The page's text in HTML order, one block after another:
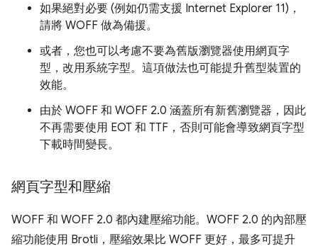
如果絕對必要 (例如仍需支援 Internet Explorer 11)，
請將 WOFF 做為備援。
或者，您也可以考慮不要為舊版瀏覽器使用網頁字
型，改用系統字型。這項做法也可能提升舊型裝置的
效能。
由於 WOFF 和 WOFF 2.0 涵蓋所有新舊瀏覽器，因此
不再需要使用 EOT 和 TTF，否則可能會導致網頁字型
下載時間變長。
網頁字型和壓縮
WOFF 和 WOFF 2.0 都內建壓縮功能。WOFF 2.0 的內部壓
縮功能使用 Brotli，壓縮效果比 WOFF 更好，最多可提升